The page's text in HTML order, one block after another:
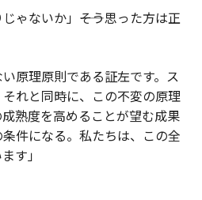
ゃないか」――そう思った方は正
原理原則である証左です。ス
れと同時に、この不変の原理
熟度を高めることが望む成果
件になる。私たちは、この全
す」